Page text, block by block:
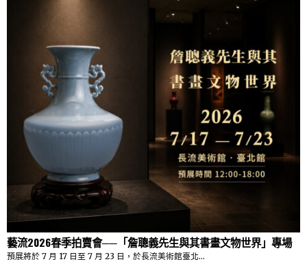
藝流2026春季拍賣會──「詹聰義先生與其書畫文物世界」專場
預展將於 7 月 17 日至 7 月 23 日，於長流美術館臺北…